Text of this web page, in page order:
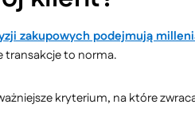
zakupowych podejmują
transakcje to norma.
kryterium, na które